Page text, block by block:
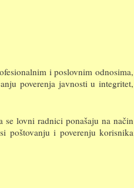
i poslovnim odnosima,
poverenja javnosti u integritet,
se lovni radnici ponašaju na način
poštovanju i poverenju korisnika